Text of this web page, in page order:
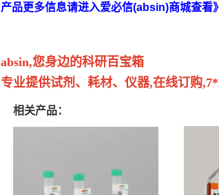
产品更多信息请进入爱必信(absin)商城查看
absin,您身边的科研百宝箱
专业提供试剂、耗材、仪器,在线订购
相关产品：